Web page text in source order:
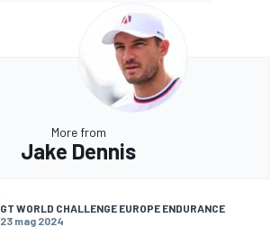
More from
Jake Dennis
GT WORLD CHALLENGE EUROPE ENDURANCE
23 mag 2024